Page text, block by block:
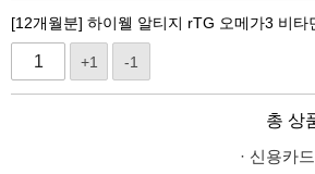
[12개월분] 하이웰 알티지 rTG 오메가3 비타
+1 -1
총 상
· 신용카